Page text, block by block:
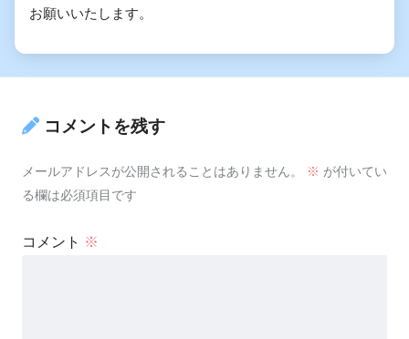
お願いいたします。
コメントを残す
メールアドレスが公開されることはありません。 ※ が付いてい
る欄は必須項目です
コメント ※